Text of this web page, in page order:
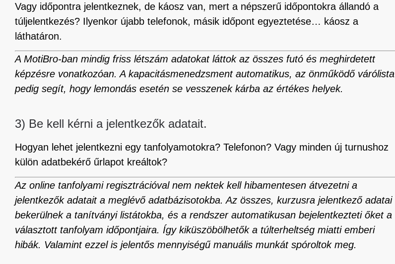
Vagy időpontra jelentkeznek, de káosz van, mert a népszerű időpontokra állandó a
túljelentkezés? Ilyenkor újabb telefonok, másik időpont egyeztetése… káosz a
láthatáron.
A MotiBro-ban mindig friss létszám adatokat láttok az összes futó és meghirdetett
képzésre vonatkozóan. A kapacitásmenedzsment automatikus, az önműködő várólista
pedig segít, hogy lemondás esetén se vesszenek kárba az értékes helyek.
3) Be kell kérni a jelentkezők adatait.
Hogyan lehet jelentkezni egy tanfolyamotokra? Telefonon? Vagy minden új turnushoz
külön adatbekérő űrlapot kreáltok?
Az online tanfolyami regisztrációval nem nektek kell hibamentesen átvezetni a
jelentkezők adatait a meglévő adatbázisotokba. Az összes, kurzusra jelentkező adatai
bekerülnek a tanítványi listátokba, és a rendszer automatikusan bejelentkezteti őket a
választott tanfolyam időpontjaira. Így kiküszöbölhetők a túlterheltség miatti emberi
hibák. Valamint ezzel is jelentős mennyiségű manuális munkát spóroltok meg.